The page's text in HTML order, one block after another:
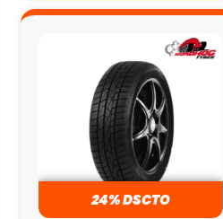
24% DSCTO